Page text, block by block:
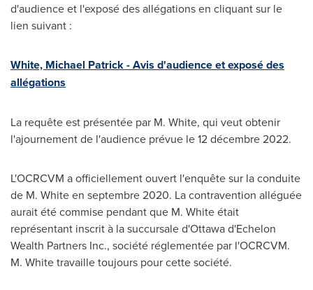
d'audience et l'exposé des allégations en cliquant sur le
lien suivant :
White, Michael Patrick- Avis d'audience et exposé des
allégations
La requête est présentée par M. White, qui veut obtenir
l'ajournement de l'audience prévue le 12 décembre 2022.
L'OCRCVM a officiellement ouvert l'enquête sur la conduite
de M. White en septembre 2020. La contravention alléguée
aurait été commise pendant que M. White était
représentant inscrit à la succursale d'Ottawad'Echelon
Wealth Partners Inc., société réglementée par l'OCRCVM.
M. White travaille toujours pour cette société.